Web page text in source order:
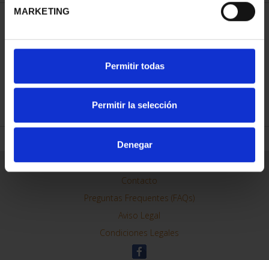
MARKETING
Permitir todas
Permitir la selección
Denegar
CIUDADES PATRIMONIO
III - SANTIAGO DE CO...
73,00 €
REFINAR